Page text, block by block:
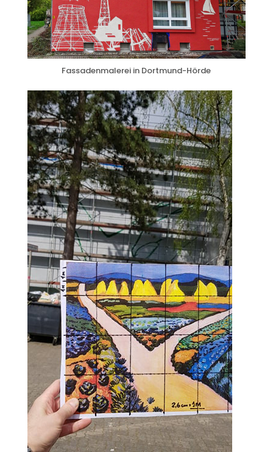
Fassadenmalerei in Dortmund-Hörde